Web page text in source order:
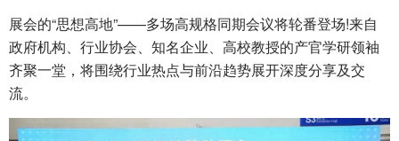
展会的“思想高地”——多场高规格同期会议将轮番登场!来自
政府机构、行业协会、知名企业、高校教授的产官学研领袖
齐聚一堂，将围绕行业热点与前沿趋势展开深度分享及交
流。